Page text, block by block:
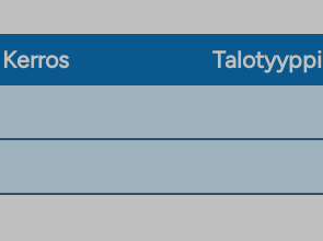
Kerros Talotyyppi